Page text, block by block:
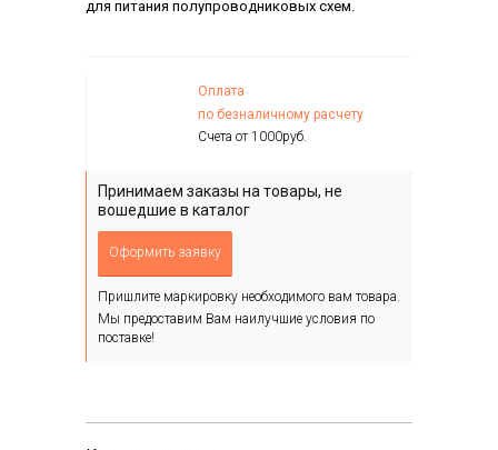
для питания полупроводниковых схем.
Оплата
по безналичному расчету
Счета от 1000руб.
Принимаем заказы на товары, не
вошедшие в каталог
Оформить заявку
Пришлите маркировку необходимого вам товара.
Мы предоставим Вам наилучшие условия по
поставке!